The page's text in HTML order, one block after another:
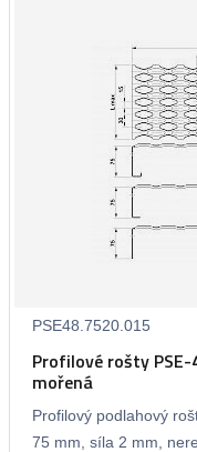
PSE48.7520.015
Profilové rošty
mořená
Profilový podlahový
75 mm, síla 2 mm,